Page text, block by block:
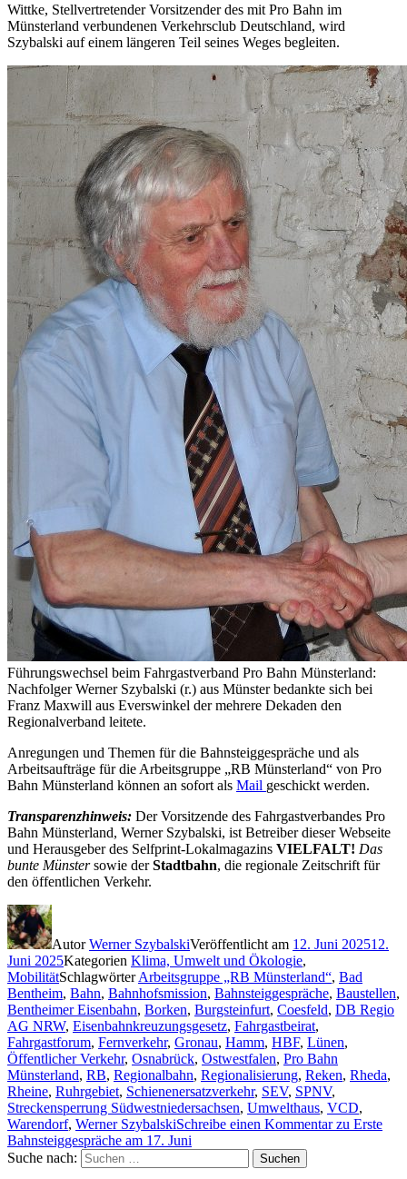
Wittke, Stellvertretender Vorsitzender des mit Pro Bahn im
Münsterland verbundenen Verkehrsclub Deutschland, wird
Szybalski auf einem längeren Teil seines Weges begleiten.
Führungswechsel beim Fahrgastverband Pro Bahn Münsterland:
Nachfolger Werner Szybalski (r.) aus Münster bedankte sich bei
Franz Maxwill aus Everswinkel der mehrere Dekaden den
Regionalverband leitete.
Anregungen und Themen für die Bahnsteiggespräche und als
Arbeitsaufträge für die Arbeitsgruppe „RB Münsterland“ von Pro
Bahn Münsterland können an sofort als Mail geschickt werden.
Transparenzhinweis: Der Vorsitzende des Fahrgastverbandes Pro
Bahn Münsterland, Werner Szybalski, ist Betreiber dieser Webseite
und Herausgeber des Selfprint-Lokalmagazins VIELFALT! Das
bunte Münstersowie derStadtbahn, die regionale Zeitschrift für
den öffentlichen Verkehr.
AutorWerner SzybalskiVeröffentlicht am 12. Juni 202512.
Juni 2025Kategorien Klima, Umwelt und Ökologie,
MobilitätSchlagwörterArbeitsgruppe „RB Münsterland“, Bad
Bentheim, Bahn, Bahnhofsmission, Bahnsteiggespräche, Baustellen,
Bentheimer Eisenbahn, Borken, Burgsteinfurt, Coesfeld, DB Regio
AG NRW, Eisenbahnkreuzungsgesetz, Fahrgastbeirat,
Fahrgastforum, Fernverkehr, Gronau, Hamm, HBF, Lünen,
Öffentlicher Verkehr, Osnabrück, Ostwestfalen, Pro Bahn
Münsterland, RB, Regionalbahn, Regionalisierung, Reken, Rheda,
Rheine, Ruhrgebiet, Schienenersatzverkehr, SEV, SPNV,
Streckensperrung Südwestniedersachsen, Umwelthaus, VCD,
Warendorf, Werner SzybalskiSchreibe einen Kommentarzu Erste
Bahnsteiggespräche am 17. Juni
Suche nach:
Suchen